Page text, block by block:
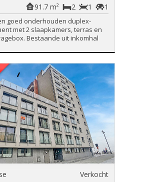
1
1
2
91.7 m²
goed onderhouden duplex-
met 2 slaapkamers, terras en
Bestaande uit inkomhal
Verkocht